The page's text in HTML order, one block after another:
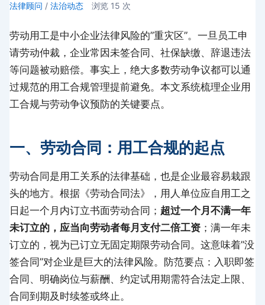
法律顾问 / 法治动态 浏览 15 次
劳动用工是中小企业法律风险的”重灾区”。一旦员工申
请劳动仲裁，企业常因未签合同、社保缺缴、辞退违法
等问题被动赔偿。事实上，绝大多数劳动争议都可以通
过规范的用工合规管理提前避免。本文系统梳理企业用
工合规与劳动争议预防的关键要点。
一、劳动合同：用工合规的起点
劳动合同是用工关系的法律基础，也是企业最容易栽跟
头的地方。根据《劳动合同法》，用人单位应自用工之
日起一个月内订立书面劳动合同； 超过一个月不满一年
未订立的，应当向劳动者每月支付二倍工资 ；满一年未
订立的，视为已订立无固定期限劳动合同。这意味着”没
签合同”对企业是巨大的法律风险。防范要点：入职即签
合同、明确岗位与薪酬、约定试用期需符合法定上限、
合同到期及时续签或终止。